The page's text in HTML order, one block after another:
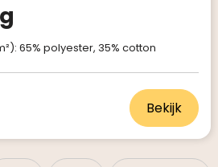
65% polyester, 35% cotton
Bekijk